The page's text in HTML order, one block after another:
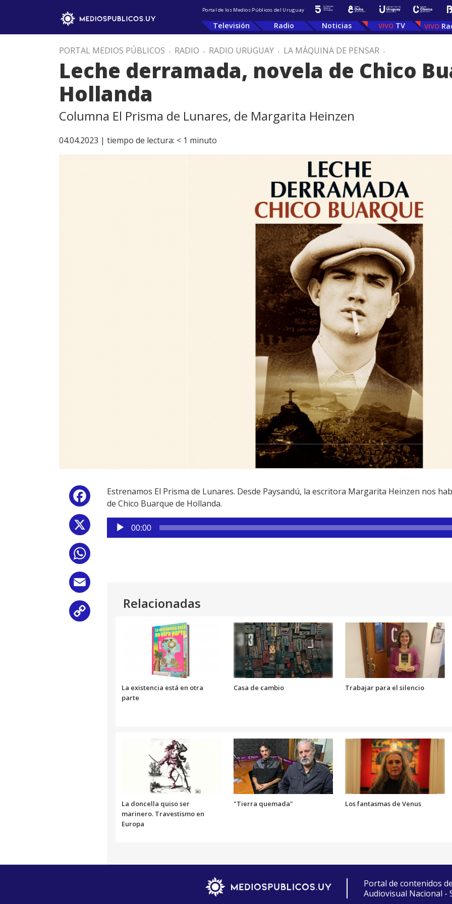
Portal de los Medios Públicos del Uruguay
Televisión Radio Noticias TV
PORTAL MEDIOS PÚBLICOS . RADIO . RADIO URUGUAY . LA MÁQUINA DE PENSAR .
Leche derramada, novela de Chico
Hollanda
Columna El Prisma de Lunares, de Margarita Heinzen
04.04.2023 | tiempo de lectura: < 1 minuto
Facebook
Estrenamos El Prisma de Lunares. Desde Paysandú, la escritora Margarita Heinzen nos
de Chico Buarque de Hollanda.
Reproductor
de
00:00
Relacionadas
La existencia está en otra
parte
Casa de cambio Trabajar para el silencio
La doncella quiso ser
marinero. Travestismo en
Europa
"Tierra quemada" Los fantasmas de Venus
Portal de contenidos
Audiovisual Nacional -